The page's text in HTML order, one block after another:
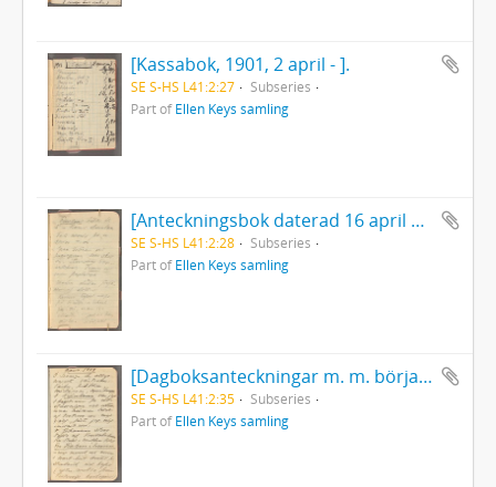
[Kassabok, 1901, 2 april - ].
SE S-HS L41:2:27
Subseries
Part ofEllen Keys samling
[Anteckningsbok daterad 16 april 1902]. En del blad utskurna strax efter början.
SE S-HS L41:2:28
Subseries
Part ofEllen Keys samling
[Dagboksanteckningar m. m. började april 1908].
SE S-HS L41:2:35
Subseries
Part ofEllen Keys samling